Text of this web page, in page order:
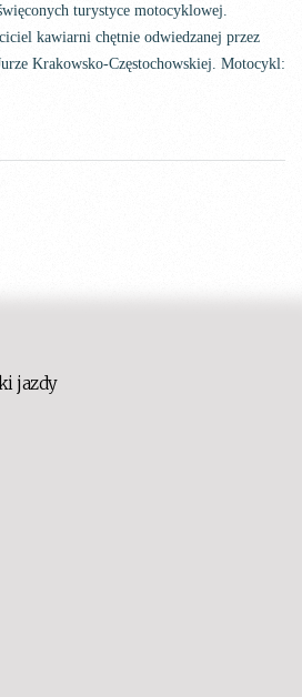
turystyce motocyklowej.
kawiarni chętnie odwiedzanej przez
Krakowsko-Częstochowskiej. Motocykl:
jazdy